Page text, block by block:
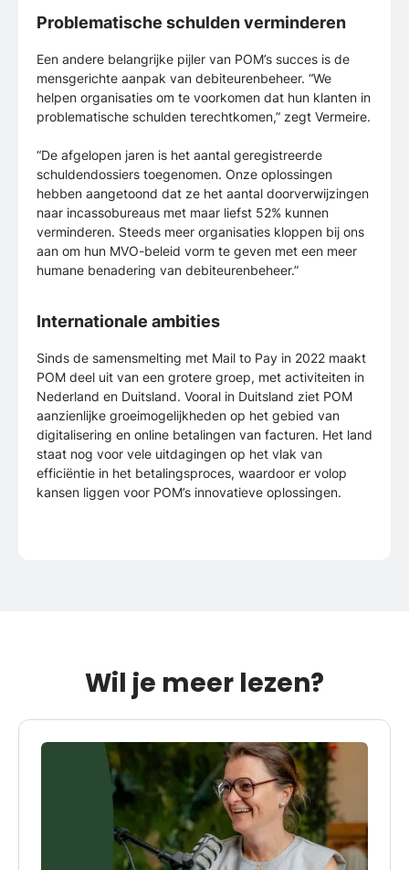
Problematische schulden verminderen
Een andere belangrijke pijler van POM’s succes is de
mensgerichte aanpak van debiteurenbeheer. “We
helpen organisaties om te voorkomen dat hun klanten in
problematische schulden terechtkomen,” zegt Vermeire.
“De afgelopen jaren is het aantal geregistreerde
schuldendossiers toegenomen. Onze oplossingen
hebben aangetoond dat ze het aantal doorverwijzingen
naar incassobureaus met maar liefst 52% kunnen
verminderen. Steeds meer organisaties kloppen bij ons
aan om hun MVO-beleid vorm te geven met een meer
humane benadering van debiteurenbeheer.”
Internationale ambities
Sinds de samensmelting met Mail to Pay in 2022 maakt
POM deel uit van een grotere groep, met activiteiten in
Nederland en Duitsland. Vooral in Duitsland ziet POM
aanzienlijke groeimogelijkheden op het gebied van
digitalisering en online betalingen van facturen. Het land
staat nog voor vele uitdagingen op het vlak van
efficiëntie in het betalingsproces, waardoor er volop
kansen liggen voor POM’s innovatieve oplossingen.
Wil je meer lezen?